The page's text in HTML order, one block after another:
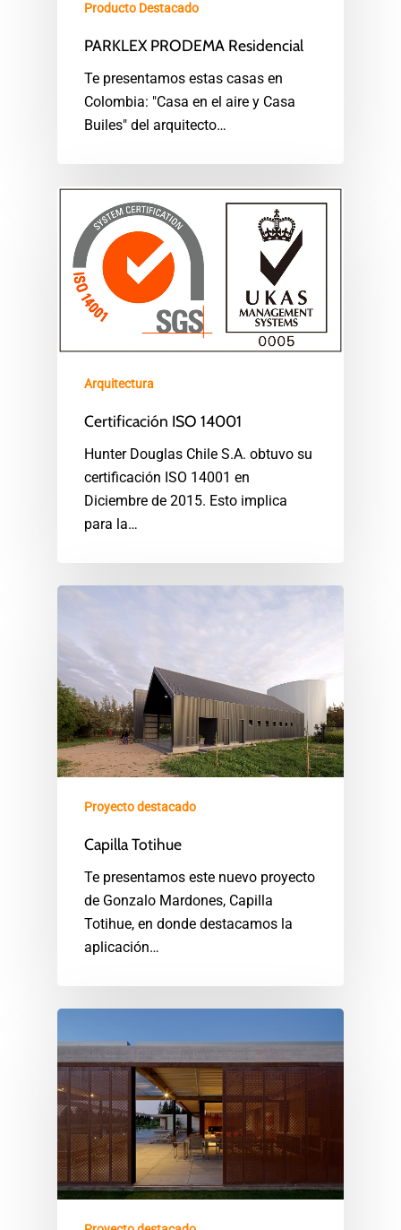
Producto Destacado
PARKLEX PRODEMA Residencial
Te presentamos estas casas en
Colombia: "Casa en el aire y Casa
Builes" del arquitecto…
Arquitectura
Certificación ISO 14001
Hunter Douglas Chile S.A. obtuvo su
certificación ISO 14001 en
Diciembre de 2015. Esto implica
para la…
Proyecto destacado
Capilla Totihue
Te presentamos este nuevo proyecto
de Gonzalo Mardones, Capilla
Totihue, en donde destacamos la
aplicación…